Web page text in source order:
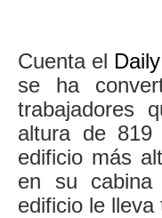
Cuenta el
se ha
trabajadores
altura de
edificio más
en su cabina
edificio le